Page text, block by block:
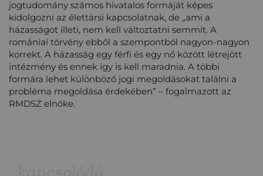
jogtudomány számos hivatalos formáját képes
kidolgozni az élettársi kapcsolatnak, de „ami a
házasságot illeti, nem kell változtatni semmit. A
romániai törvény ebből a szempontból nagyon-nagyon
korrekt. A házasság egy férfi és egy nő között létrejött
intézmény és ennek így is kell maradnia. A többi
formára lehet különböző jogi megoldásokat találni a
probléma megoldása érdekében” – fogalmazott az
RMDSZ elnöke.